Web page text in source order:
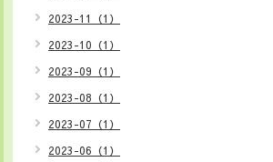
2023-11（1）
2023-10（1）
2023-09（1）
2023-08（1）
2023-07（1）
2023-06（1）